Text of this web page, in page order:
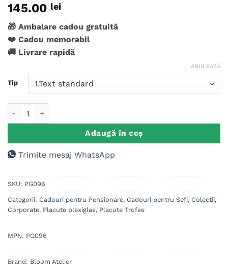
5din 5 pe
baza a
evaluări de
la clienți
145.00 lei
🎁 Ambalare cadou gratuită
❤️ Cadou memorabil
🚚 Livrare rapidă
Tip
ANULEAZĂ
Adaugă în coș
Trimite mesaj WhatsApp
SKU: PG096
Categorii: Cadouri pentru Pensionare, Cadouri pentru Sefi, Colectii,
Corporate, Placute plexiglas, Placute Trofee
MPN: PG096
Brand: Bloom Atelier